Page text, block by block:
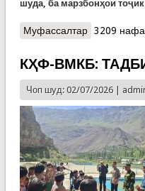
шуда, ба марзбонҳои
Муфассалтаро КҲФ-
3209
КҲФ-ВМКБ:
Чоп шуд: 02/07/2026 |